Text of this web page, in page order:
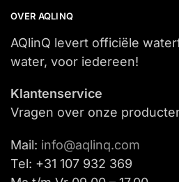
OVER AQLINQ
AQlinQ levert officiële
water, voor iedereen!
Klantenservice
Vragen over onze
Mail: info@aqlinq.com
Tel: +31 107 932 369